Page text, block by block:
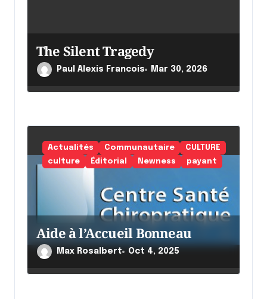
c
l
e
The Silent Tragedy
Paul Alexis Francois Mar 30, 2026
Actualités Communautaire
CULTURE
culture
Éditorial Newness payant
Aide à l’Accueil Bonneau
Max Rosalbert Oct 4, 2025